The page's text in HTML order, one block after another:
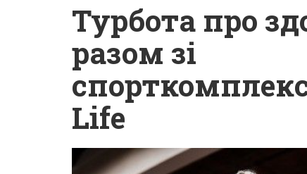
Турбота про
разом зі
Life